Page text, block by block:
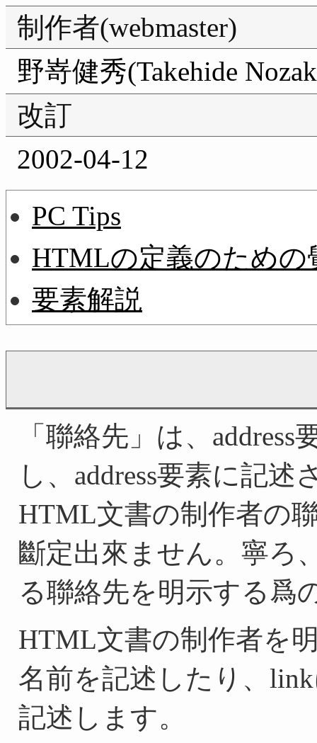
制作者(webmaster)
野嵜健秀(Takehide
改訂
2002-04-12
PC Tips
HTMLの定義のための
要素解説
「聯絡先」は、
し、address要素に記
HTML文書の制作者の
斷定出來ません。寧ろ
る聯絡先を明示する爲
HTML文書の制作者を
名前を記述したり、
記述します。